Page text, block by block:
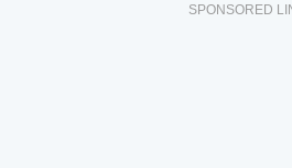
SPONSORED